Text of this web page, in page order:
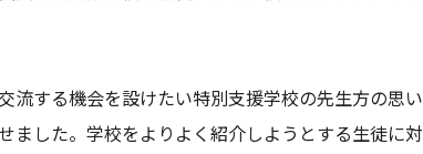
する機会を設けたい特別支援学校の先生方の思い
ました。学校をよりよく紹介しようとする生徒に対